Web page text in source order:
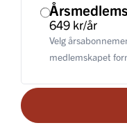
649 kr/år
Velg
medlemskapet